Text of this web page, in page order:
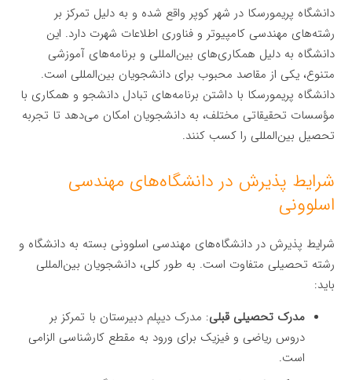
دانشگاه پریمورسکا در شهر کوپر واقع شده و به دلیل تمرکز بر
رشته‌های مهندسی کامپیوتر و فناوری اطلاعات شهرت دارد. این
دانشگاه به دلیل همکاری‌های بین‌المللی و برنامه‌های آموزشی
متنوع، یکی از مقاصد محبوب برای دانشجویان بین‌المللی است.
دانشگاه پریمورسکا با داشتن برنامه‌های تبادل دانشجو و همکاری با
مؤسسات تحقیقاتی مختلف، به دانشجویان امکان می‌دهد تا تجربه
تحصیل بین‌المللی را کسب کنند.
شرایط پذیرش در دانشگاه‌های مهندسی
اسلوونی
شرایط پذیرش در دانشگاه‌های مهندسی اسلوونی بسته به دانشگاه و
رشته تحصیلی متفاوت است. به طور کلی، دانشجویان بین‌المللی
باید:
مدرک تحصیلی قبلی: مدرک دیپلم دبیرستان با تمرکز بر
دروس ریاضی و فیزیک برای ورود به مقطع کارشناسی الزامی
است.